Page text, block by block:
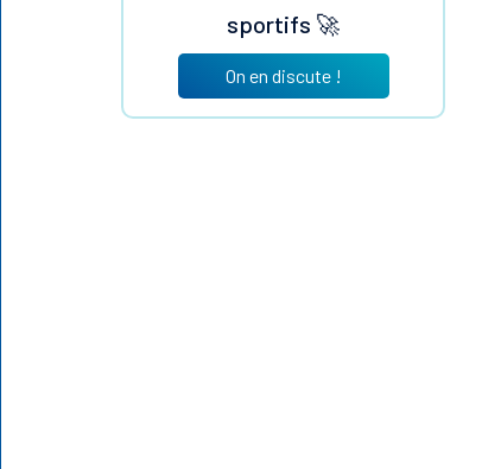
sportifs 🚀
On en discute !